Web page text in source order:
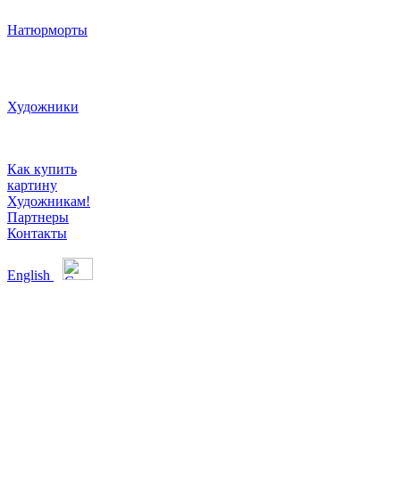
Натюрморты
Художники
Как купить
картину
Художникам!
Партнеры
Контакты
English